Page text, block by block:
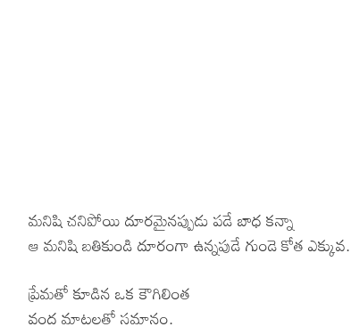
మనిషి చనిపోయి దూరమైనప్పుడు పడే బాధ కన్నా
ఆ మనిషి బతికుండి దూరంగా ఉన్నపుడే గుండె కోత ఎక్కువ.
ప్రేమతో కూడిన ఒక కౌగిలింత
వంద మాటలతో సమానం.